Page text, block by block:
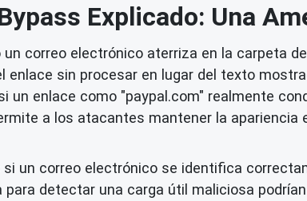
Explicado: Una
correo electrónico aterriza en la carpeta
enlace sin procesar en lugar del texto
un enlace como "paypal.com" realmente
a los atacantes mantener la
un correo electrónico se identifica
detectar una carga útil maliciosa